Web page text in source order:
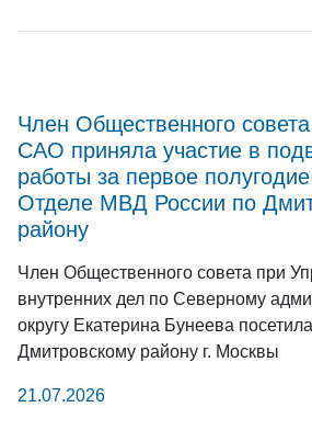
Член Общественного
САО приняла участие в
работы за первое
Отделе МВД России по
району
Член Общественного совета при
внутренних дел по Северному
округу Екатерина Бунеева
Дмитровскому району г. Москвы
21.07.2026